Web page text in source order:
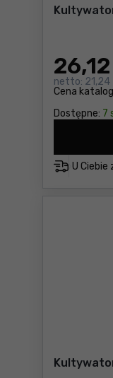
Cena
26
netto: 21,24
Dostępne: 7
U Ciebie